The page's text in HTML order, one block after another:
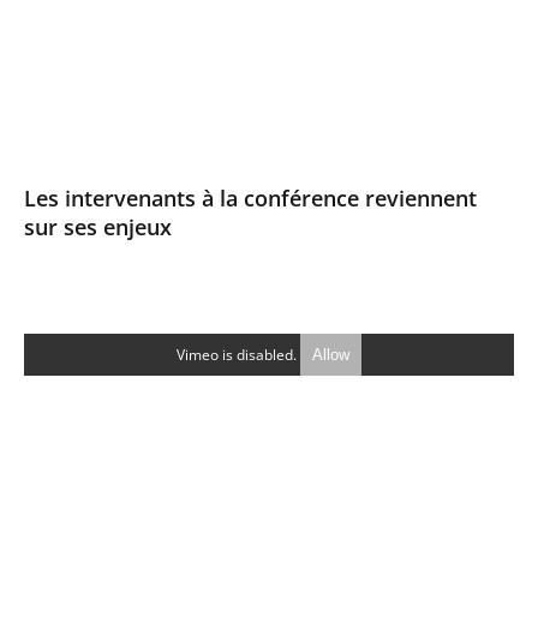
Les intervenants à la conférence reviennent
sur ses enjeux
Vimeo is disabled. Allow